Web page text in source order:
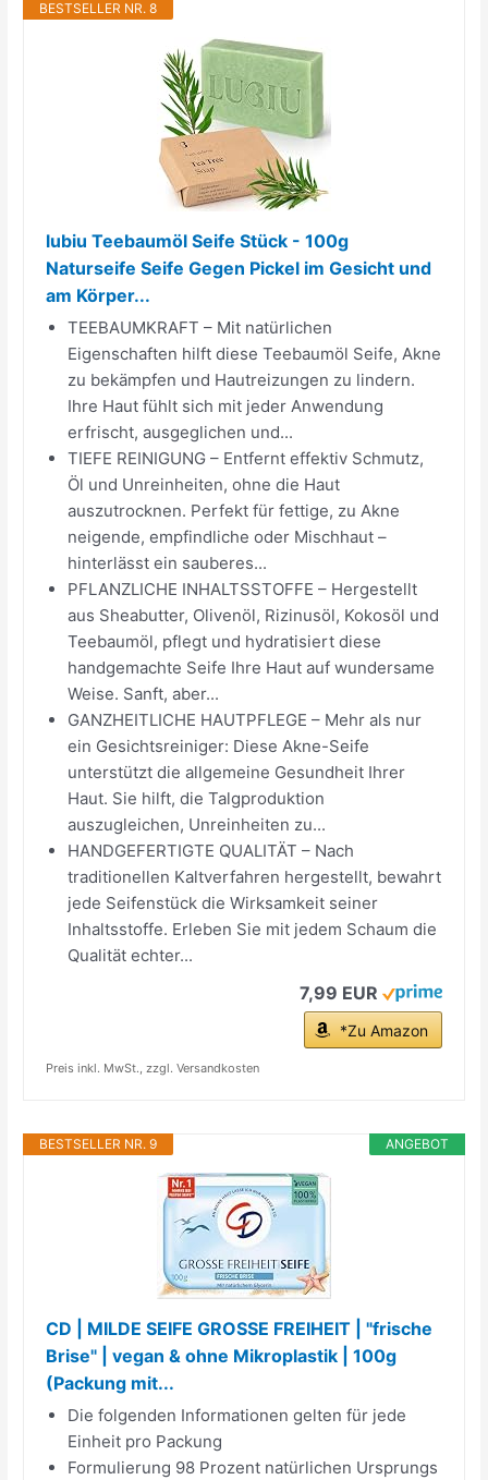
BESTSELLER NR. 8
lubiu Teebaumöl Seife Stück - 100g
Naturseife Seife Gegen Pickel im Gesicht und
am Körper...
TEEBAUMKRAFT – Mit natürlichen
Eigenschaften hilft diese Teebaumöl Seife, Akne
zu bekämpfen und Hautreizungen zu lindern.
Ihre Haut fühlt sich mit jeder Anwendung
erfrischt, ausgeglichen und...
TIEFE REINIGUNG – Entfernt effektiv Schmutz,
Öl und Unreinheiten, ohne die Haut
auszutrocknen. Perfekt für fettige, zu Akne
neigende, empfindliche oder Mischhaut –
hinterlässt ein sauberes...
PFLANZLICHE INHALTSSTOFFE – Hergestellt
aus Sheabutter, Olivenöl, Rizinusöl, Kokosöl und
Teebaumöl, pflegt und hydratisiert diese
handgemachte Seife Ihre Haut auf wundersame
Weise. Sanft, aber...
GANZHEITLICHE HAUTPFLEGE – Mehr als nur
ein Gesichtsreiniger: Diese Akne-Seife
unterstützt die allgemeine Gesundheit Ihrer
Haut. Sie hilft, die Talgproduktion
auszugleichen, Unreinheiten zu...
HANDGEFERTIGTE QUALITÄT – Nach
traditionellen Kaltverfahren hergestellt, bewahrt
jede Seifenstück die Wirksamkeit seiner
Inhaltsstoffe. Erleben Sie mit jedem Schaum die
Qualität echter...
7,99 EUR
*Zu Amazon
Preis inkl. MwSt., zzgl. Versandkosten
ANGEBOT
BESTSELLER NR. 9
CD | MILDE SEIFE GROSSE FREIHEIT | "frische
Brise" | vegan & ohne Mikroplastik | 100g
(Packung mit...
Die folgenden Informationen gelten für jede
Einheit pro Packung
Formulierung 98 Prozent natürlichen Ursprungs